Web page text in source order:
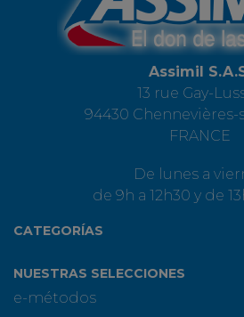
Assimil
13 rue Gay-
94430 Chennevières-
FRANCE
De lunes a
de 9h a 12h30 y de
CATEGORÍAS
NUESTRAS SELECCIONES
e-métodos